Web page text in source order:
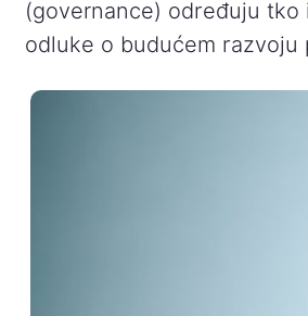
(governance) određuju tko
odluke o budućem razvoju